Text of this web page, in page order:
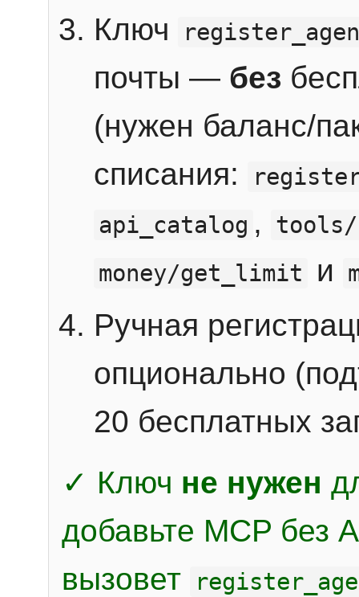
Ключ
почты — без
(нужен баланс/
списания:
api_catalog ,
money/get_limit
и
Ручная
опционально
20 бесплатных
✓ Ключ не нужен
добавьте MCP без
вызовет